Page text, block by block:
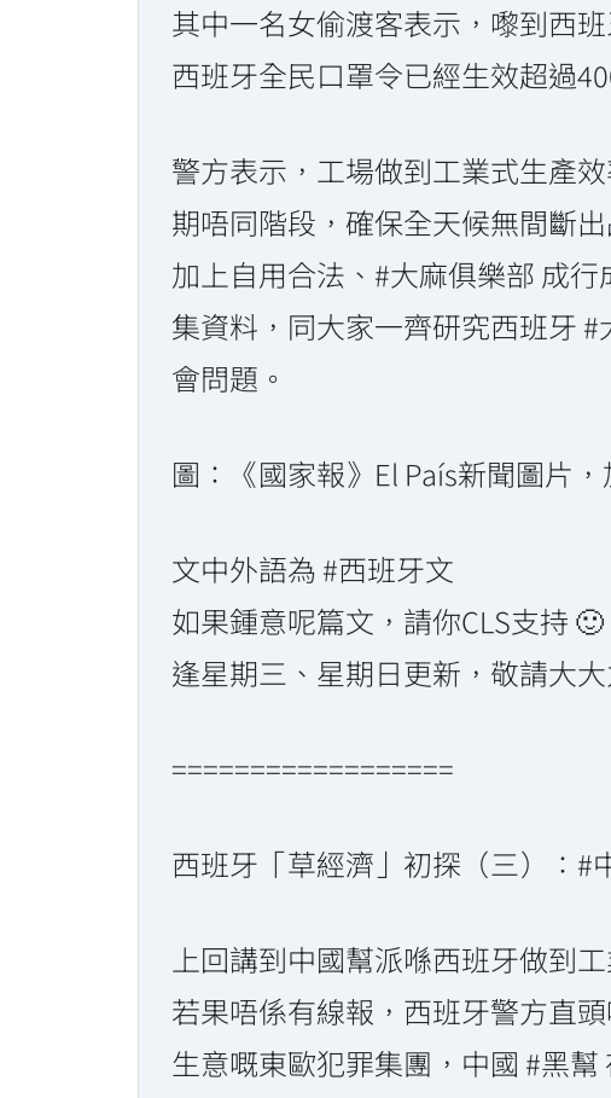
其中一名女偷渡客表示，嚟到西
西班牙全民口罩令已經生效超過
警方表示，工場做到工業式生產
期唔同階段，確保全天候無間斷
加上自用合法、#大麻俱樂部 成
集資料，同大家一齊研究西班牙
會問題。
圖：《國家報》El País新聞圖片
文中外語為 #西班牙文
如果鍾意呢篇文，請你CLS支持 🙂
逢星期三、星期日更新，敬請大
==================
西班牙「草經濟」初探（三）：#
上回講到中國幫派喺西班牙做到
若果唔係有線報，西班牙警方直
生意嘅東歐犯罪集團，中國 #黑